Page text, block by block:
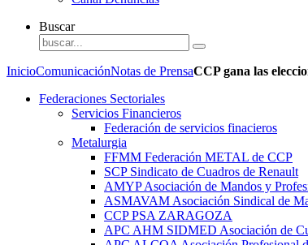
Buscar
InicioComunicaciónNotas de PrensaCCP gana las
Federaciones Sectoriales
Servicios Financieros
Federación de servicios finacieros
Metalurgia
FFMM Federación METAL de CCP
SCP Sindicato de Cuadros de Renault
AMYP Asociación de Mandos y
ASMAVAM Asociación Sindical de
CCP PSA ZARAGOZA
APC AHM SIDMED Asociación de